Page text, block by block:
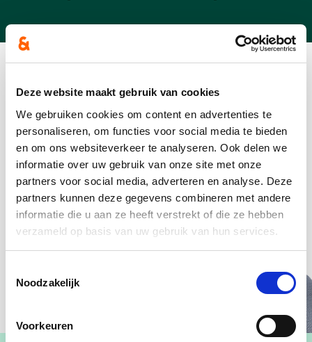
Deze website maakt gebruik van cookies
We gebruiken cookies om content en advertenties te
personaliseren, om functies voor social media te bieden
en om ons websiteverkeer te analyseren. Ook delen we
informatie over uw gebruik van onze site met onze
partners voor social media, adverteren en analyse. Deze
partners kunnen deze gegevens combineren met andere
informatie die u aan ze heeft verstrekt of die ze hebben
verzameld op basis van uw gebruik van hun services.
Noodzakelijk
Voorkeuren